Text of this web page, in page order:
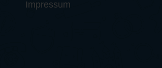
Impressum